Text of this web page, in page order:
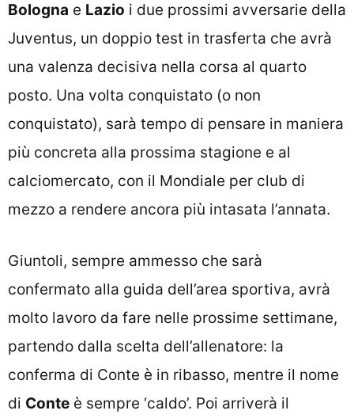
Bologna e Lazio i due prossimi avversarie della
Juventus, un doppio test in trasferta che avrà
una valenza decisiva nella corsa al quarto
posto. Una volta conquistato (o non
conquistato), sarà tempo di pensare in maniera
più concreta alla prossima stagione e al
calciomercato, con il Mondiale per club di
mezzo a rendere ancora più intasata l’annata.
Giuntoli, sempre ammesso che sarà
confermato alla guida dell’area sportiva, avrà
molto lavoro da fare nelle prossime settimane,
partendo dalla scelta dell’allenatore: la
conferma di Conte è in ribasso, mentre il nome
di Conte è sempre ‘caldo’. Poi arriverà il